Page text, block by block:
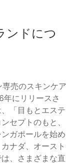
ンドにつ
売のスキンケア
にリリースさ
「目もとエステ
セプトのもと、
ガポールを始め
ナダ、オースト
、さまざまな直